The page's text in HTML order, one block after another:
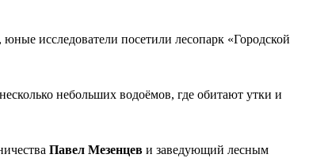
исследователи посетили лесопарк «Городской
небольших водоёмов, где обитают утки и
Павел Мезенцев и заведующий лесным